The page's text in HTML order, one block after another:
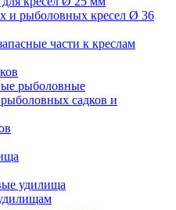
и рыболовных кресел Ø 36
части к креслам
рыболовные
садков и
удилища